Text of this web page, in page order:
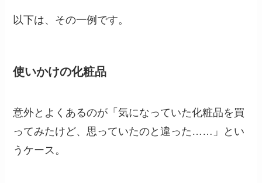
以下は、その一例です。
使いかけの化粧品
意外とよくあるのが「気になっていた化粧品を買
ってみたけど、思っていたのと違った……」とい
うケース。